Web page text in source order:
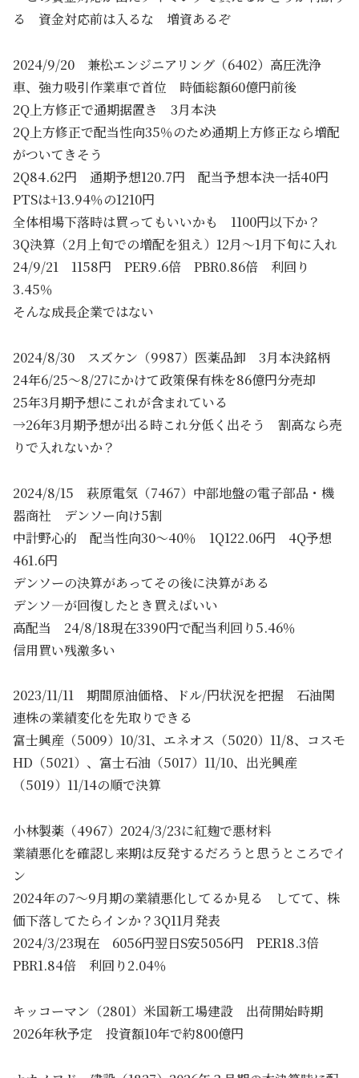
る 資金対応前は入るな 増資あるぞ
2024/9/20 兼松エンジニアリング（6402）高圧洗浄
車、強力吸引作業車で首位 時価総額60億円前後
2Q上方修正で通期据置き 3月本決
2Q上方修正で配当性向35％のため通期上方修正なら増配
がついてきそう
2Q84.62円 通期予想120.7円 配当予想本決一括40円
PTSは+13.94％の1210円
全体相場下落時は買ってもいいかも 1100円以下か？
3Q決算（2月上旬での増配を狙え）12月～1月下旬に入れ
24/9/21 1158円 PER9.6倍 PBR0.86倍 利回り
3.45％
そんな成長企業ではない
2024/8/30 スズケン（9987）医薬品卸 3月本決銘柄
24年6/25～8/27にかけて政策保有株を86億円分売却
25年3月期予想にこれが含まれている
→26年3月期予想が出る時これ分低く出そう 割高なら売
りで入れないか？
2024/8/15 萩原電気（7467）中部地盤の電子部品・機
器商社 デンソー向け5割
中計野心的 配当性向30～40％ 1Q122.06円 4Q予想
461.6円
デンソーの決算があってその後に決算がある
デンソ―が回復したとき買えばいい
高配当 24/8/18現在3390円で配当利回り5.46％
信用買い残激多い
2023/11/11 期間原油価格、ドル/円状況を把握 石油関
連株の業績変化を先取りできる
富士興産（5009）10/31、エネオス（5020）11/8、コスモ
HD（5021）、富士石油（5017）11/10、出光興産
（5019）11/14の順で決算
小林製薬（4967）2024/3/23に紅麹で悪材料
業績悪化を確認し来期は反発するだろうと思うところでイ
ン
2024年の7～9月期の業績悪化してるか見る してて、株
価下落してたらインか？3Q11月発表
2024/3/23現在 6056円翌日S安5056円 PER18.3倍
PBR1.84倍 利回り2.04％
キッコーマン（2801）米国新工場建設 出荷開始時期
2026年秋予定 投資額10年で約800億円